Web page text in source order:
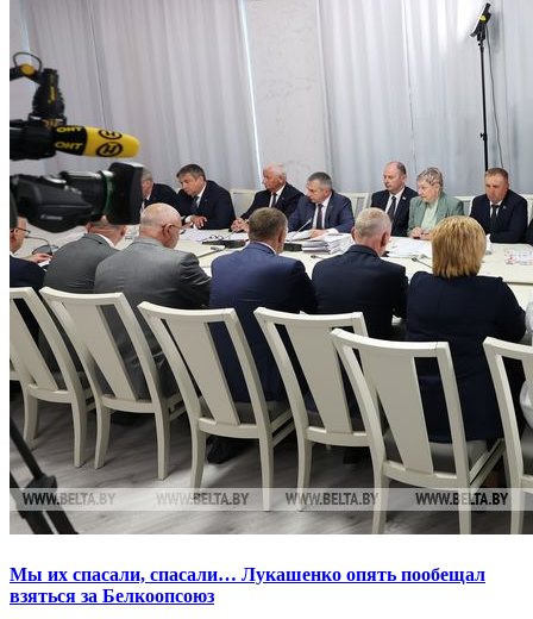
Мы их спасали, спасали… Лукашенко опять пообещал
взяться за Белкоопсоюз